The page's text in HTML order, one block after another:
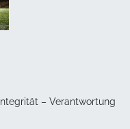
Integrität – Verantwortung